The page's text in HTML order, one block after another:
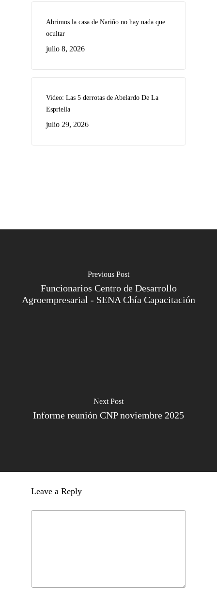
Abrimos la casa de Nariño no hay nada que
ocultar
julio 8, 2026
Video: Las 5 derrotas de Abelardo De La
Espriella
julio 29, 2026
Previous Post
Funcionarios Centro de Desarrollo
Agroempresarial - SENA Chía Capacitación
Next Post
Informe reunión CNP noviembre 2025
Leave a Reply